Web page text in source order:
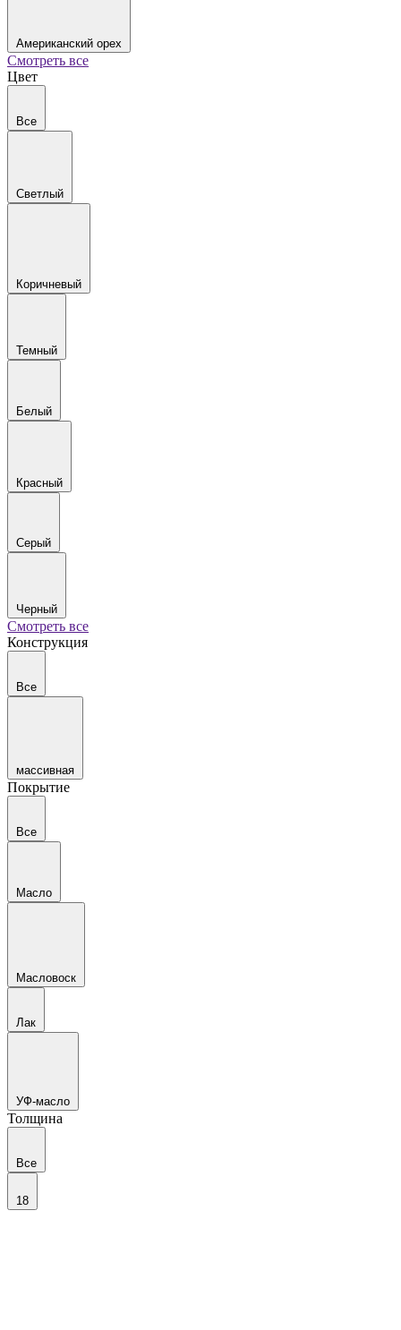
Американский орех
Смотреть все
Цвет
Все
Светлый
Коричневый
Темный
Белый
Красный
Серый
Черный
Смотреть все
Конструкция
Все
массивная
Покрытие
Все
Масло
Масловоск
Лак
УФ-масло
Толщина
Все
18